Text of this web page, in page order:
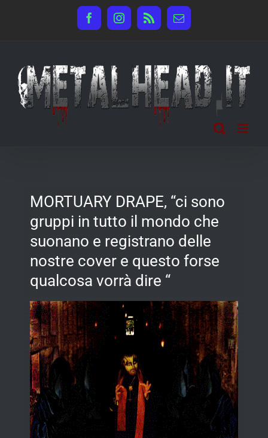
FacebookInstagram
Rss Email
MORTUARY DRAPE, “ci sono
gruppi in tutto il mondo che
suonano e registrano delle
nostre cover e questo forse
qualcosa vorrà dire “